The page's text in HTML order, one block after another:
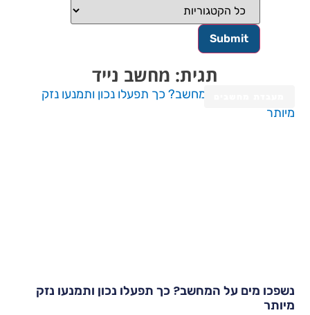
תגית: מחשב נייד
מים על המחשב? כך תפעלו נכון ותמנעו נזק